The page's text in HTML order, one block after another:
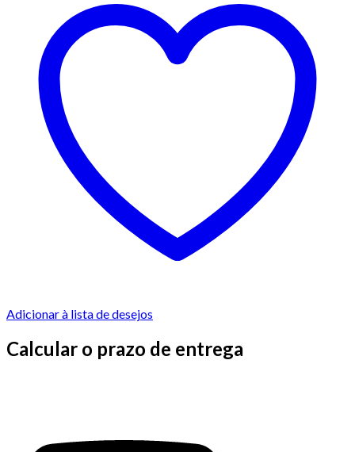
Adicionar à lista de desejos
Calcular o prazo de entrega